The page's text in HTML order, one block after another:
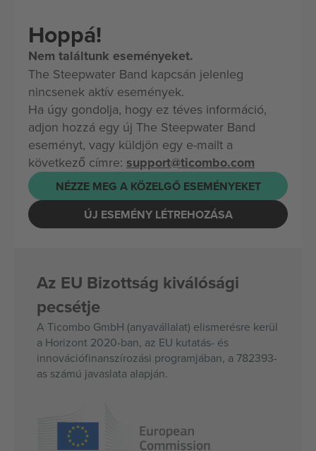
Hoppá!
Nem találtunk eseményeket.
The Steepwater Band kapcsán jelenleg
nincsenek aktív események.
Ha úgy gondolja, hogy ez téves információ,
adjon hozzá egy új The Steepwater Band
eseményt, vagy küldjön egy e-mailt a
következő címre: support@ticombo.com
NÉZZE MEG A KÖZELGŐ ESEMÉNYEKET
ÚJ ESEMÉNY LÉTREHOZÁSA
Az EU Bizottság kiválósági
pecsétje
A Ticombo GmbH (anyavállalat) elismerésre kerül
a Horizont 2020-ban, az EU kutatás- és
innovációfinanszírozási programjában, a 782393-
as számú javaslata alapján.